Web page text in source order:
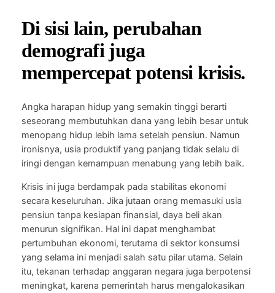
Di sisi lain, perubahan
demografi juga
mempercepat potensi krisis.
Angka harapan hidup yang semakin tinggi berarti
seseorang membutuhkan dana yang lebih besar untuk
menopang hidup lebih lama setelah pensiun. Namun
ironisnya, usia produktif yang panjang tidak selalu di
iringi dengan kemampuan menabung yang lebih baik.
Krisis ini juga berdampak pada stabilitas ekonomi
secara keseluruhan. Jika jutaan orang memasuki usia
pensiun tanpa kesiapan finansial, daya beli akan
menurun signifikan. Hal ini dapat menghambat
pertumbuhan ekonomi, terutama di sektor konsumsi
yang selama ini menjadi salah satu pilar utama. Selain
itu, tekanan terhadap anggaran negara juga berpotensi
meningkat, karena pemerintah harus mengalokasikan